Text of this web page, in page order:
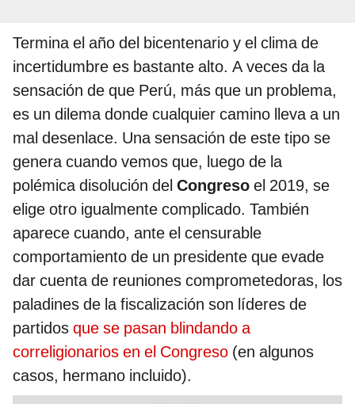
Termina el año del bicentenario y el clima de
incertidumbre es bastante alto. A veces da la
sensación de que Perú, más que un problema,
es un dilema donde cualquier camino lleva a un
mal desenlace. Una sensación de este tipo se
genera cuando vemos que, luego de la
polémica disolución del Congreso el 2019, se
elige otro igualmente complicado. También
aparece cuando, ante el censurable
comportamiento de un presidente que evade
dar cuenta de reuniones comprometedoras, los
paladines de la fiscalización son líderes de
partidos que se pasan blindando a
correligionarios en el Congreso (en algunos
casos, hermano incluido).